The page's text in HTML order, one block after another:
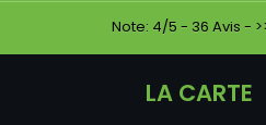
Note: 4/5 - 36 Avis -
LA CARTE